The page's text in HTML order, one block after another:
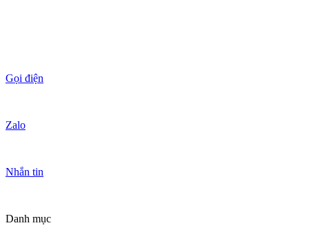
Gọi điện
Zalo
Nhắn tin
Danh mục